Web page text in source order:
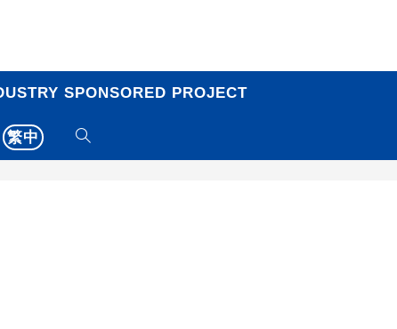
SPONSORED PROJECT
繁中